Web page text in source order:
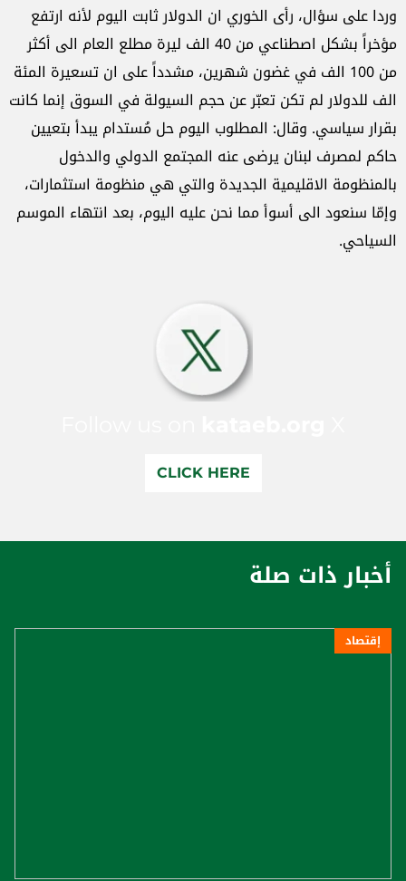
وردا على سؤال، رأى الخوري ان الدولار ثابت اليوم لأنه ارتفع
مؤخراً بشكل اصطناعي من 40 الف ليرة مطلع العام الى أكثر
من 100 الف في غضون شهرين، مشدداً على ان تسعيرة المئة
الف للدولار لم تكن تعبّر عن حجم السيولة في السوق إنما كانت
بقرار سياسي. وقال: المطلوب اليوم حل مُستدام يبدأ بتعيين
حاكم لمصرف لبنان يرضى عنه المجتمع الدولي والدخول
بالمنظومة الاقليمية الجديدة والتي هي منظومة استثمارات،
وإمّا سنعود الى أسوأ مما نحن عليه اليوم، بعد انتهاء الموسم
السياحي.
CLICK HERE
أخبار ذات صلة
إقتصاد